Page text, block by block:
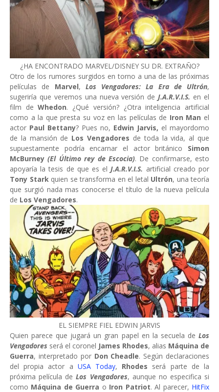
¿HA ENCONTRADO MARVEL/DISNEY SU DR. EXTRAÑO?
Otro de los rumores surgidos en torno a una de las próximas
películas de Marvel, Los Vengadores: La Era de Ultrón,
sugeriría que veremos una nueva versión de J.A.R.V.I.S. en el
film deWhedon. ¿Qué versión? ¿Otra inteligencia artificial
como a la que presta su voz en las películas de Iron Man el
actor Paul Bettany? Pues no, Edwin Jarvis, el mayordomo
de la mansión de Los Vengadores de toda la vida, al que
supuestamente podría encarnar el actor británico Simon
McBurney(El Último rey de Escocia). De confirmarse, esto
apoyaría la tesis de que es elJ.A.R.V.I.S. artificial creado por
Tony Starkquien se transforma en el letal Ultrón, una teoría
que surgió nada mas conocerse el título de la nueva película
de Los Vengadores.
EL SIEMPRE FIEL EDWIN JARVIS
Quien parece que jugará un gran papel en la secuela de Los
Vengadores será el coronel James Rhodes, alias Máquina de
Guerra, interpretado por Don Cheadle. Según declaraciones
del propia actor a USA Today, Rhodes será parte de la
próxima película deLos Vengadores, aunque no especifica si
como Máquina de Guerra o Iron Patriot. Al parecer, HitFix